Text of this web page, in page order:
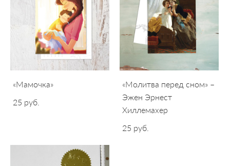
«Мамочка»
25 pуб.
«Молитва перед сном» –
Эжен Эрнест
Хиллемахер
25 pуб.